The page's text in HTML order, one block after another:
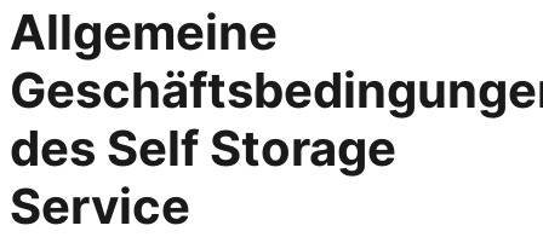
Allgemeine
des Self Storage
Service